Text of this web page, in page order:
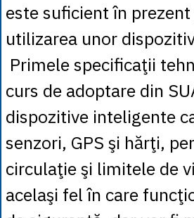
este suficient în
utilizarea unor
Primele specificaţii
curs de adoptare din
dispozitive inteligente
senzori, GPS şi hărţi,
circulaţie şi limitele de
acelaşi fel în care